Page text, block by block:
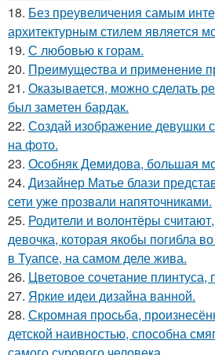
18. Без преувеличения самым
архитектурным стилем является
19. С любовью к горам.
20. Прeимущecтва и примeнeниe
21. Оказывается, можно сделать
был заметен бардак.
22. Создай изображение девушки
на фото.
23. Особняк Демидова, большая
24. Дизайнер Матье блази
сети уже прозвали напяточниками.
25. Родители и волонтёры
девочка, которая якобы погибла
в Туапсе, на самом деле жива.
26. Цветовое сoчетание плинтуса,
27. Яркие идеи дизайна ванной.
28. Скромная просьба,
детской наивностью, способна